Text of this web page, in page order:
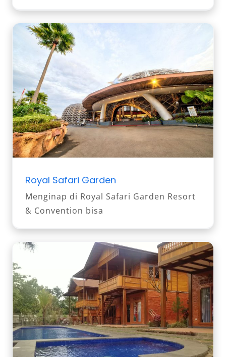
Royal Safari Garden
Menginap di Royal Safari Garden Resort
& Convention bisa